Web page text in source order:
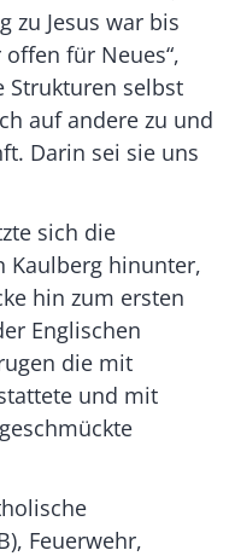
zu Jesus war bis
für Neues“,
Strukturen selbst
auf andere zu und
Darin sei sie uns
sich die
Kaulberg hinunter,
hin zum ersten
Englischen
die mit
und mit
Feuerwehr,